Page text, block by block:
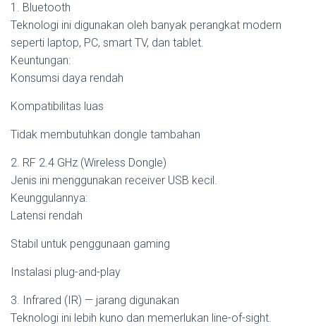
1. Bluetooth
Teknologi ini digunakan oleh banyak perangkat modern
seperti laptop, PC, smart TV, dan tablet.
Keuntungan:
Konsumsi daya rendah
Kompatibilitas luas
Tidak membutuhkan dongle tambahan
2. RF 2.4 GHz (Wireless Dongle)
Jenis ini menggunakan receiver USB kecil.
Keunggulannya:
Latensi rendah
Stabil untuk penggunaan gaming
Instalasi plug-and-play
3. Infrared (IR) — jarang digunakan
Teknologi ini lebih kuno dan memerlukan line-of-sight.